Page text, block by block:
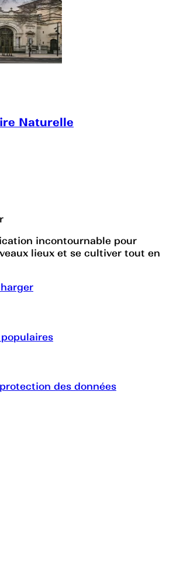
Naturelle
incontournable pour
lieux et se cultiver tout en
des données